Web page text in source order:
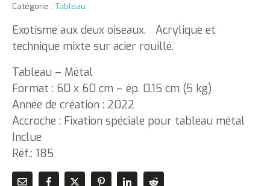
Catégorie : Tableau
Exotisme aux deux oiseaux. Acrylique et
technique mixte sur acier rouillé.
Tableau – Métal
Format : 60 x 60 cm – ép. 0,15 cm (5 kg)
Année de création : 2022
Accroche : Fixation spéciale pour tableau métal
Inclue
Réf.: 185